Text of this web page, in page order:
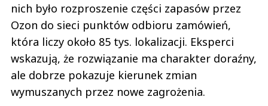
nich było rozproszenie części zapasów przez
Ozon do sieci punktów odbioru zamówień,
która liczy około 85 tys. lokalizacji. Eksperci
wskazują, że rozwiązanie ma charakter doraźny,
ale dobrze pokazuje kierunek zmian
wymuszanych przez nowe zagrożenia.